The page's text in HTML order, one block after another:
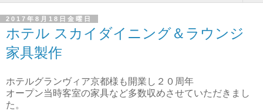
2017年8月18日金曜日
ホテル スカイダイニング＆ラウンジ
家具製作
ホテルグランヴィア京都様も開業し２０周年
オープン当時客室の家具など多数収めさせていただきまし
た。